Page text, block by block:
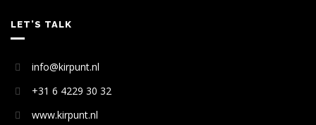
LET’S TALK
info@kirpunt.nl
+31 6 4229 30 32
www.kirpunt.nl